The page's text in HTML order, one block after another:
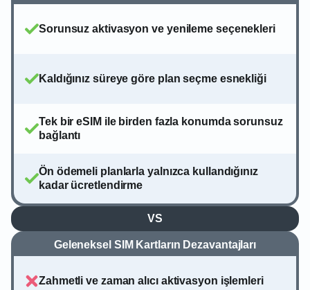
Sorunsuz aktivasyon ve yenileme seçenekleri
Kaldığınız süreye göre plan seçme esnekliği
Tek bir eSIM ile birden fazla konumda sorunsuz
bağlantı
Ön ödemeli planlarla yalnızca kullandığınız
kadar ücretlendirme
VS
Geleneksel SIM Kartların Dezavantajları
Zahmetli ve zaman alıcı aktivasyon işlemleri